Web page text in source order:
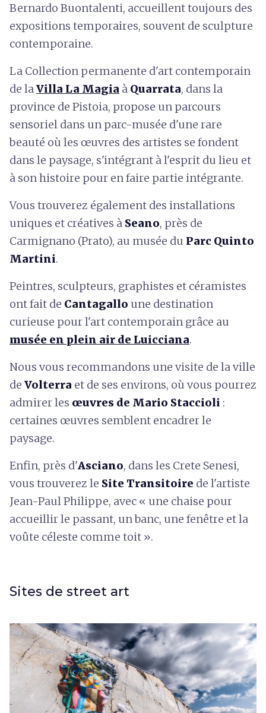
Bernardo Buontalenti, accueillent toujours des
expositions temporaires, souvent de sculpture
contemporaine.
La Collection permanente d'art contemporain
de laVilla La Magia à Quarrata, dans la
province de Pistoia, propose un parcours
sensoriel dans un parc-musée d'une rare
beauté où les œuvres des artistes se fondent
dans le paysage, s'intégrant à l'esprit du lieu et
à son histoire pour en faire partie intégrante.
Vous trouverez également des installations
uniques et créatives à Seano, près de
Carmignano (Prato), au musée du Parc Quinto
Martini.
Peintres, sculpteurs, graphistes et céramistes
ont fait de Cantagallo une destination
curieuse pour l'art contemporain grâce au
musée en plein air de Luicciana.
Nous vous recommandons une visite de la ville
de Volterra et de ses environs, où vous pourrez
admirer les œuvres de Mario Staccioli :
certaines œuvres semblent encadrer le
paysage.
Enfin, près d'Asciano, dans les Crete Senesi,
vous trouverez le Site Transitoire de l'artiste
Jean-Paul Philippe, avec « une chaise pour
accueillir le passant, un banc, une fenêtre et la
voûte céleste comme toit ».
Sites de street art